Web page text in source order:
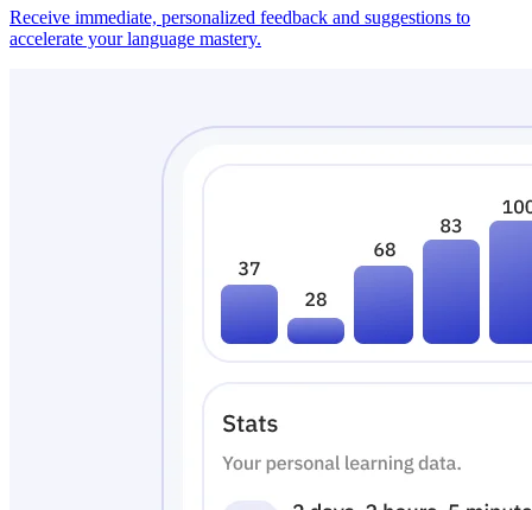
Receive immediate, personalized feedback and suggestions to
accelerate your language mastery.